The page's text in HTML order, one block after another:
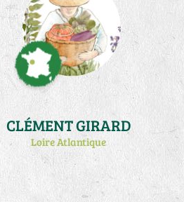
CLÉMENT GIRARD
Loire Atlantique